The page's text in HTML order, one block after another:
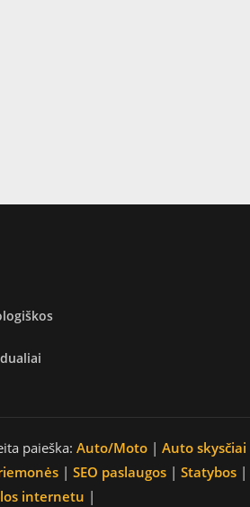
paieška: Auto/Moto | Auto skysčiai
| SEO paslaugos | Statybos |
internetu |